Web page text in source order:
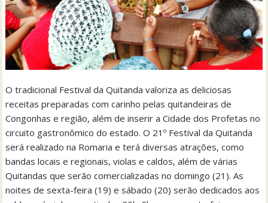
O tradicional Festival da Quitanda valoriza as deliciosas
receitas preparadas com carinho pelas quitandeiras de
Congonhas e região, além de inserir a Cidade dos Profetas no
circuito gastronômico do estado. O 21º Festival da Quitanda
será realizado na Romaria e terá diversas atrações, como
bandas locais e regionais, violas e caldos, além de várias
Quitandas que serão comercializadas no domingo (21). As
noites de sexta-feira (19) e sábado (20) serão dedicados aos